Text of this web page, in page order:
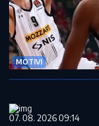
MOTIVI
07. 08. 2026 09:14